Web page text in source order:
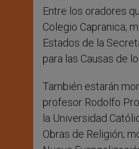
Entre los oradores
Colegio Capranica;
Estados de la
para las Causas de
También estarán
profesor Rodolfo
la Universidad
Obras de Religión;